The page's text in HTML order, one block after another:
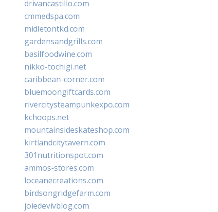
drivancastillo.com
cmmedspa.com
midletontkd.com
gardensandgrills.com
basilfoodwine.com
nikko-tochigi.net
caribbean-corner.com
bluemoongiftcards.com
rivercitysteampunkexpo.com
kchoops.net
mountainsideskateshop.com
kirtlandcitytavern.com
301nutritionspot.com
ammos-stores.com
loceanecreations.com
birdsongridgefarm.com
joiedevivblog.com